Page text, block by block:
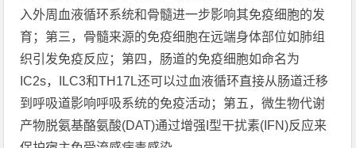
入外周血液循环系统和骨髓进一步影响其免疫细胞的发
育；第三，骨髓来源的免疫细胞在远端身体部位如肺组
织引发免疫反应；第四，肠道的免疫细胞如命名为
IC2s，ILC3和TH17L还可以过血液循环直接从肠道迁移
到呼吸道影响呼吸系统的免疫活动；第五，微生物代谢
产物脱氨基酪氨酸(DAT)通过增强I型干扰素(IFN)反应来